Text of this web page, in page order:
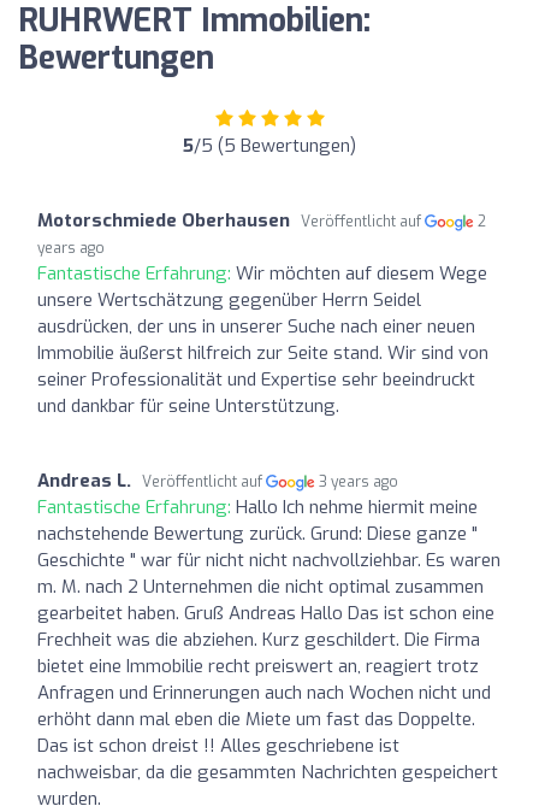
RUHRWERT Immobilien:
Bewertungen
5/5 (5 Bewertungen)
Motorschmiede Oberhausen Veröffentlicht auf
2
years ago
Fantastische Erfahrung: Wir möchten auf diesem Wege
unsere Wertschätzung gegenüber Herrn Seidel
ausdrücken, der uns in unserer Suche nach einer neuen
Immobilie äußerst hilfreich zur Seite stand. Wir sind von
seiner Professionalität und Expertise sehr beeindruckt
und dankbar für seine Unterstützung.
Andreas L. Veröffentlicht auf 3 years ago
Fantastische Erfahrung: Hallo Ich nehme hiermit meine
nachstehende Bewertung zurück. Grund: Diese ganze "
Geschichte " war für nicht nicht nachvollziehbar. Es waren
m. M. nach 2 Unternehmen die nicht optimal zusammen
gearbeitet haben. Gruß Andreas Hallo Das ist schon eine
Frechheit was die abziehen. Kurz geschildert. Die Firma
bietet eine Immobilie recht preiswert an, reagiert trotz
Anfragen und Erinnerungen auch nach Wochen nicht und
erhöht dann mal eben die Miete um fast das Doppelte.
Das ist schon dreist !! Alles geschriebene ist
nachweisbar, da die gesammten Nachrichten gespeichert
wurden.